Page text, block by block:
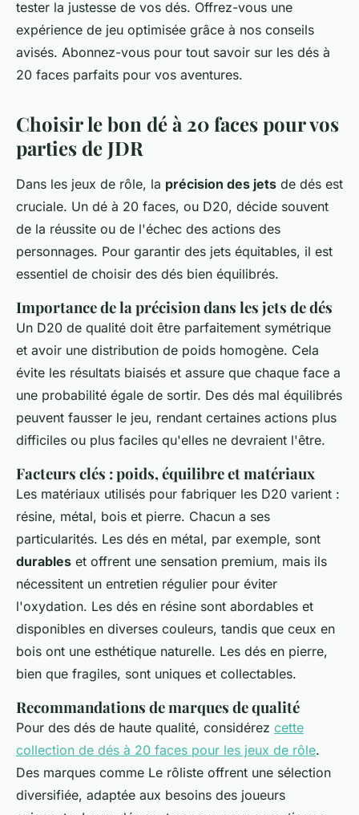
tester la justesse de vos dés. Offrez-vous une
expérience de jeu optimisée grâce à nos conseils
avisés. Abonnez-vous pour tout savoir sur les dés à
20 faces parfaits pour vos aventures.
Choisir le bon dé à 20 faces pour vos
parties de JDR
Dans les jeux de rôle, la précision des jets de dés est
cruciale. Un dé à 20 faces, ou D20, décide souvent
de la réussite ou de l'échec des actions des
personnages. Pour garantir des jets équitables, il est
essentiel de choisir des dés bien équilibrés.
Importance de la précision dans les jets de dés
Un D20 de qualité doit être parfaitement symétrique
et avoir une distribution de poids homogène. Cela
évite les résultats biaisés et assure que chaque face a
une probabilité égale de sortir. Des dés mal équilibrés
peuvent fausser le jeu, rendant certaines actions plus
difficiles ou plus faciles qu'elles ne devraient l'être.
Facteurs clés : poids, équilibre et matériaux
Les matériaux utilisés pour fabriquer les D20 varient :
résine, métal, bois et pierre. Chacun a ses
particularités. Les dés en métal, par exemple, sont
durables et offrent une sensation premium, mais ils
nécessitent un entretien régulier pour éviter
l'oxydation. Les dés en résine sont abordables et
disponibles en diverses couleurs, tandis que ceux en
bois ont une esthétique naturelle. Les dés en pierre,
bien que fragiles, sont uniques et collectables.
Recommandations de marques de qualité
Pour des dés de haute qualité, considérez cette
collection de dés à 20 faces pour les jeux de rôle.
Des marques comme Le rôliste offrent une sélection
diversifiée, adaptée aux besoins des joueurs